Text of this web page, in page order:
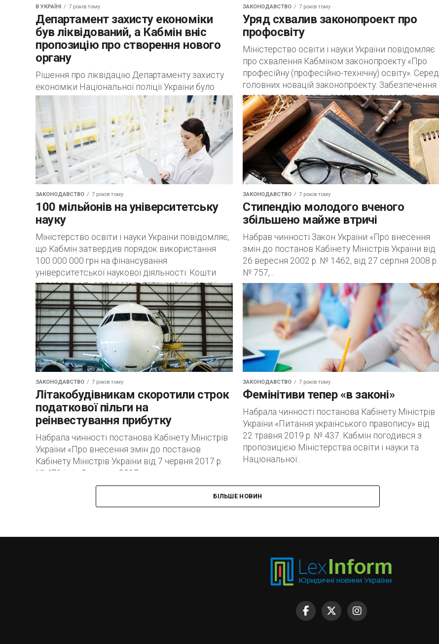
В УКРАЇНІ 7 років тому
Департамент захисту економіки
був ліквідований, а Кабмін вніс
пропозицію про створення нового
органу
Рішення про ліквідацію Департаменту захисту
економіки Національної поліції України було
прийнято на першому ж засіданні Уряду, яке
відбулося 02 вересня 2019 року. Олексій
Гончарук, новообраний Прем’єр-міністр...
ЗАКОНОДАВСТВО 7 років тому
Уряд схвалив законопроект про
профосвіту
Міністерство освіти і науки України повідомляє
про схвалення Кабміном законопроекту «Про
професійну (професійно-технічну) освіту». Серед
головних новацій законопроекту: Забезпечення
якості освіти: освітні програми проходитимуть
акредитації за...
ЗАКОНОДАВСТВО 7 років тому
100 мільйонів на університетську
науку
Міністерство освіти і науки України повідомляє,
що Кабмін затвердив порядок використання
100 000 000 грн на фінансування
університетської наукової діяльності. Кошти
надаватимуться за результатами державної
атестації закладу, під...
ЗАКОНОДАВСТВО 7 років тому
Стипендію молодого вченого
збільшено майже втричі
Набрав чинності Закон України «Про внесення
змін до постанов Кабінету Міністрів України від
26 вересня 2002 р. № 1462, від 27 серпня 2008 р.
№ 757,...
ЗАКОНОДАВСТВО 7 років тому
Літакобудівникам скоротили строк
податкової пільги на
реінвестування прибутку
Набрала чинності постанова Кабінету Міністрів
України «Про внесення змін до постанов
Кабінету Міністрів України від 7 червня 2017 р.
№ 476 і від 9 серпня 2017...
ЗАКОНОДАВСТВО 7 років тому
Фемінітиви тепер «в законі»
Набрала чинності постанова Кабінету Міністрів
України «Питання українського правопису» від
22 травня 2019 р. № 437. Кабмін погодився з
пропозицією Міністерства освіти і науки та
Національної...
БІЛЬШЕ НОВИН